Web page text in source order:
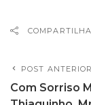
POST ANTERIOR
Com Sorriso